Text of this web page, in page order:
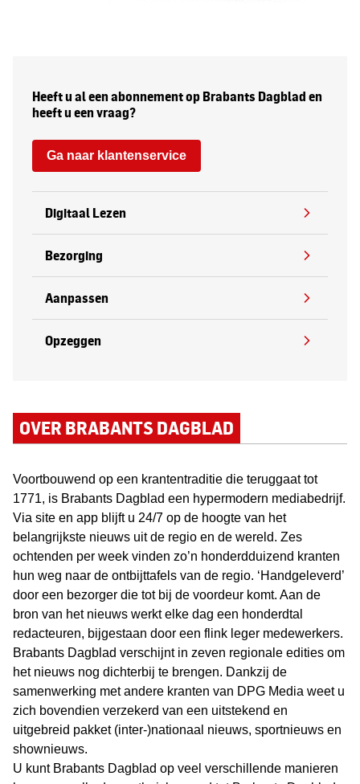
Heeft u al een abonnement op Brabants Dagblad en
heeft u een vraag?
Ga naar klantenservice
Digitaal Lezen
Bezorging
Aanpassen
Opzeggen
OVER BRABANTS DAGBLAD
Voortbouwend op een krantentraditie die teruggaat tot
1771, is Brabants Dagblad een hypermodern mediabedrijf.
Via site en app blijft u 24/7 op de hoogte van het
belangrijkste nieuws uit de regio en de wereld. Zes
ochtenden per week vinden zo’n honderdduizend kranten
hun weg naar de ontbijttafels van de regio. ‘Handgeleverd’
door een bezorger die tot bij de voordeur komt. Aan de
bron van het nieuws werkt elke dag een honderdtal
redacteuren, bijgestaan door een flink leger medewerkers.
Brabants Dagblad verschijnt in zeven regionale edities om
het nieuws nog dichterbij te brengen. Dankzij de
samenwerking met andere kranten van DPG Media weet u
zich bovendien verzekerd van een uitstekend en
uitgebreid pakket (inter-)nationaal nieuws, sportnieuws en
shownieuws.
U kunt Brabants Dagblad op veel verschillende manieren